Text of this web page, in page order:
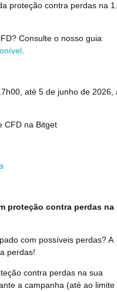
proteção contra perdas na
Consulte o nosso guia
até 5 de junho de 2026,
CFD na Bitget
proteção contra perdas na
com possíveis perdas? A
perdas!
contra perdas na sua
a campanha (até ao limite